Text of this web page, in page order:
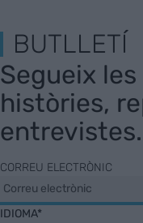
BUTLLETÍ
Segueix
històries,
entrevistes.
CORREU ELECTRÒNIC
IDIOMA*